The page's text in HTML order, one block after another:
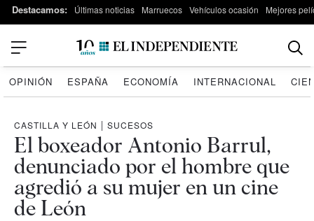
Destacamos: Últimas noticias Marruecos Vehículos ocasión Mejores
OPINIÓN ESPAÑA ECONOMÍA INTERNACIONAL
CASTILLA Y LEÓN | SUCESOS
El boxeador Antonio Barrul,
denunciado por el hombre que
agredió a su mujer en un cine
de León